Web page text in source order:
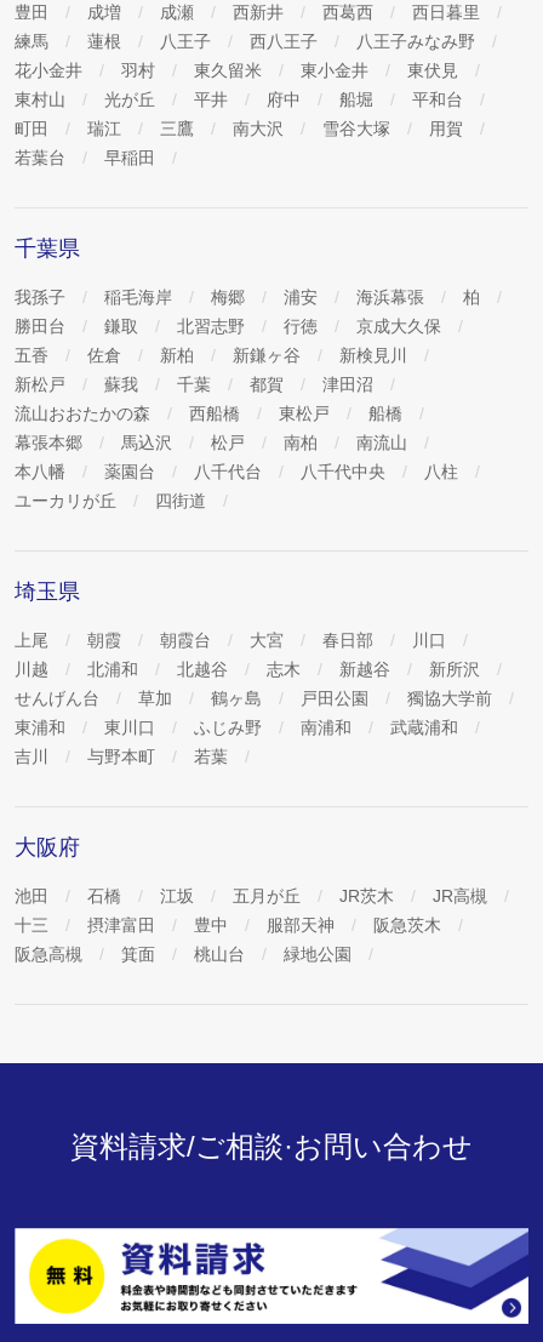
豊田
成増 成瀬 西新井 西葛西
西日暮里
練馬
蓮根 八王子 西八王子
八王子みなみ野
花小金井
羽村 東久留米 東小金井
東伏見
東村山
光が丘 平井 府中 船堀
平和台
町田
瑞江 三鷹 南大沢 雪谷大塚
用賀
若葉台
早稲田
千葉県
我孫子 稲毛海岸 梅郷 浦安 海浜幕張
柏
勝田台
鎌取 北習志野 行徳
京成大久保
五香
佐倉 新柏 新鎌ヶ谷
新検見川
新松戸
蘇我 千葉 都賀
津田沼
流山おおたかの森
西船橋 東松戸
船橋
幕張本郷
馬込沢 松戸 南柏
南流山
本八幡
薬園台 八千代台 八千代中央
八柱
ユーカリが丘
四街道
埼玉県
上尾 朝霞 朝霞台 大宮 春日部
川口
川越
北浦和 北越谷 志木 新越谷
新所沢
せんげん台
草加 鶴ヶ島 戸田公園
獨協大学前
東浦和
東川口 ふじみ野 南浦和
武蔵浦和
吉川
与野本町 若葉
大阪府
池田 石橋 江坂 五月が丘 JR茨木
JR高槻
十三
摂津富田 豊中 服部天神
阪急茨木
阪急高槻
箕面 桃山台 緑地公園
資料請求/ご相談·お問い合わせ